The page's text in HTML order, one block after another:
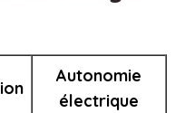
Autonomie
électrique